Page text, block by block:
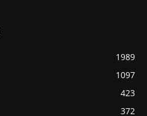
1989
1097
423
372